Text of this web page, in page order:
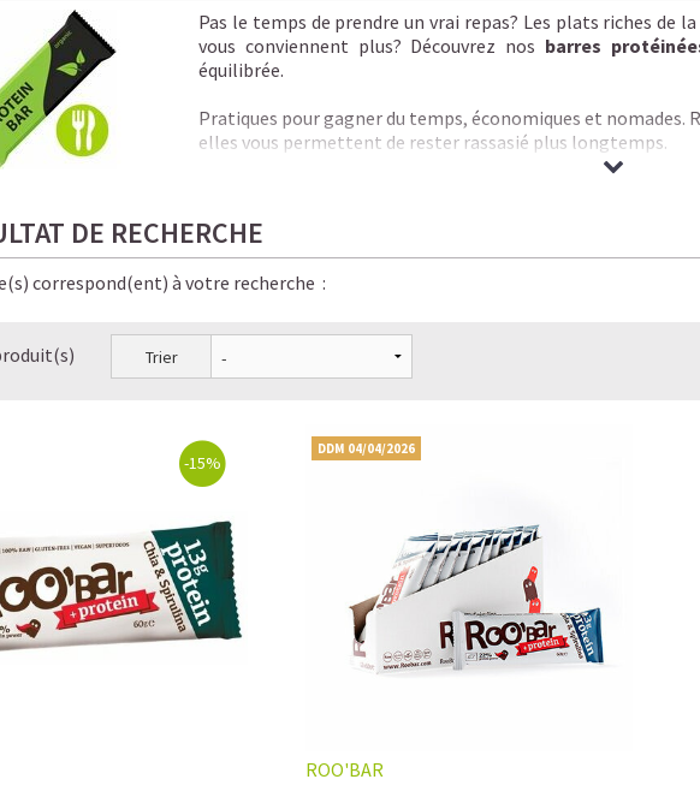
Pas le temps de prendre un vrai repas? Les plats riches de
vous conviennent plus? Découvrez nos barres
équilibrée.
Pratiques pour gagner du temps, économiques et nomades.
elles vous permettent de rester rassasié plus longtemps.
Quand vous voulez, où vous voulez, remplacez n'importe
DE RECHERCHE
correspond(ent) à votre recherche :
Trier
-15%
DDM 04/04/2026
ROO'BAR